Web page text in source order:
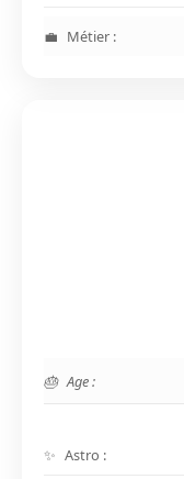
Métier :
Age :
Astro :